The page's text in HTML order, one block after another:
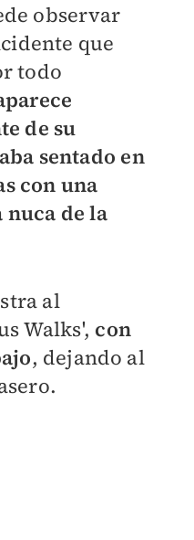
observar
que
todo
de su
sentado en
con una
nuca de la
al
Walks', con
, dejando al